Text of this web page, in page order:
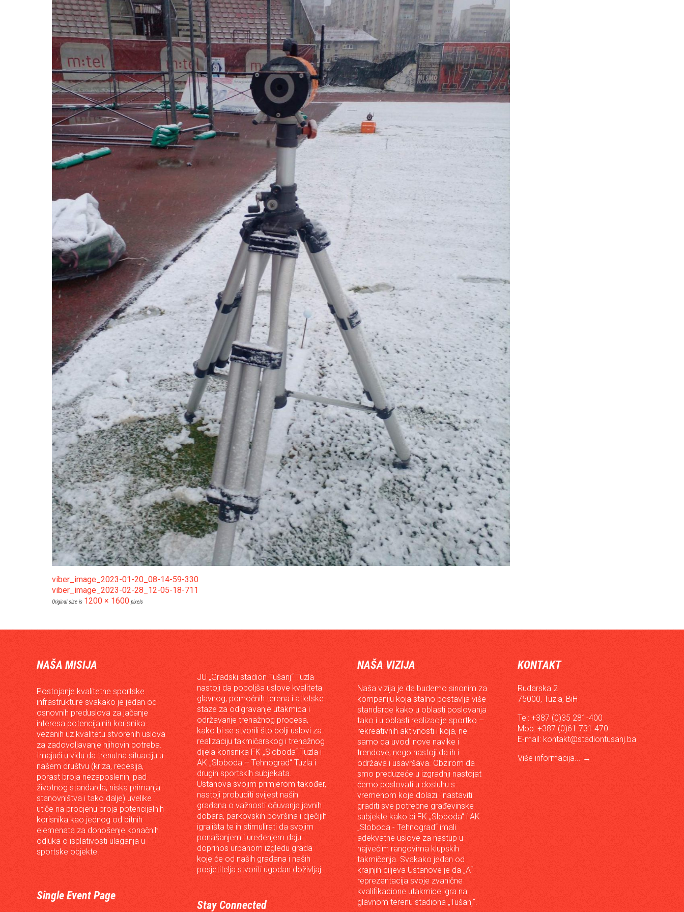
viber_image_2023-01-20_08-14-59-330
viber_image_2023-02-28_12-05-18-711
Original size is 1200 × 1600 pixels
NAŠA MISIJA
Postojanje kvalitetne sportske
infrastrukture svakako je jedan od
osnovnih preduslova za jačanje
interesa potencijalnih korisnika
vezanih uz kvalitetu stvorenih uslova
za zadovoljavanje njihovih potreba.
Imajući u vidu da trenutna situaciju u
našem društvu (kriza, recesija,
porast broja nezaposlenih, pad
životnog standarda, niska primanja
stanovništva i tako dalje) uvelike
utiče na procjenu broja potencijalnih
korisnika kao jednog od bitnih
elemenata za donošenje konačnih
odluka o isplativosti ulaganja u
sportske objekte.
Single Event Page
JU „Gradski stadion Tušanj“ Tuzla
nastoji da poboljša uslove kvaliteta
glavnog, pomoćnih terena i atletske
staze za odigravanje utakmica i
održavanje trenažnog procesa,
kako bi se stvorili što bolji uslovi za
realizaciju takmičarskog i trenažnog
dijela korisnika FK „Sloboda“ Tuzla i
AK „Sloboda – Tehnograd“ Tuzla i
drugih sportskih subjekata.
Ustanova svojim primjerom također,
nastoji probuditi svijest naših
građana o važnosti očuvanja javnih
dobara, parkovskih površina i dječijih
igrališta te ih stimulirati da svojim
ponašanjem i uređenjem daju
doprinos urbanom izgledu grada
koje će od naših građana i naših
posjetitelja stvoriti ugodan doživljaj.
Stay Connected
NAŠA VIZIJA
Naša vizija je da budemo sinonim za
kompaniju koja stalno postavlja više
standarde kako u oblasti poslovanja
tako i u oblasti realizacije sportko –
rekreativnih aktivnosti i koja, ne
samo da uvodi nove navike i
trendove, nego nastoji da ih i
održava i usavršava. Obzirom da
smo preduzeće u izgradnji nastojat
ćemo poslovati u dosluhu s
vremenom koje dolazi i nastaviti
graditi sve potrebne građevinske
subjekte kako bi FK „Sloboda“ i AK
„Sloboda - Tehnograd“ imali
adekvatne uslove za nastup u
najvećim rangovima klupskih
takmičenja. Svakako jedan od
krajnjih ciljeva Ustanove je da „A“
reprezentacija svoje zvanične
kvalifikacione utakmice igra na
glavnom terenu stadiona „Tušanj“.
KONTAKT
Rudarska 2
75000, Tuzla, BiH
Tel: +387 (0)35 281-400
Mob: +387 (0)61 731 470
E-mail: kontakt@stadiontusanj.ba
Više informacija... →